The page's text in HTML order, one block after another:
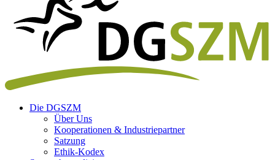
Die DGSZM
Über Uns
Kooperationen & Industriepartner
Satzung
Ethik-Kodex